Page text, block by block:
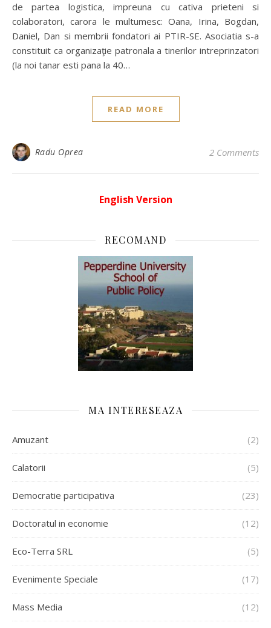
de partea logistica, impreuna cu cativa prieteni si
colaboratori, carora le multumesc: Oana, Irina, Bogdan,
Daniel, Dan si membrii fondatori ai PTIR-SE. Asociatia s-a
constituit ca organizaţie patronala a tinerilor intreprinzatori
(la noi tanar esti pana la 40…
READ MORE
Radu Oprea 2 Comments
English Version
RECOMAND
MA INTERESEAZA
Amuzant (2)
Calatorii (5)
Democratie participativa (23)
Doctoratul in economie (12)
Eco-Terra SRL (5)
Evenimente Speciale (17)
Mass Media (12)